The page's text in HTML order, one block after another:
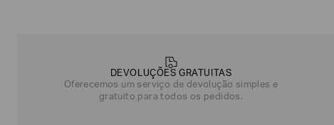
DEVOLUÇÕES GRATUITAS
Oferecemos um serviço de devolução simples e
gratuito para todos os pedidos.
sobre
você?